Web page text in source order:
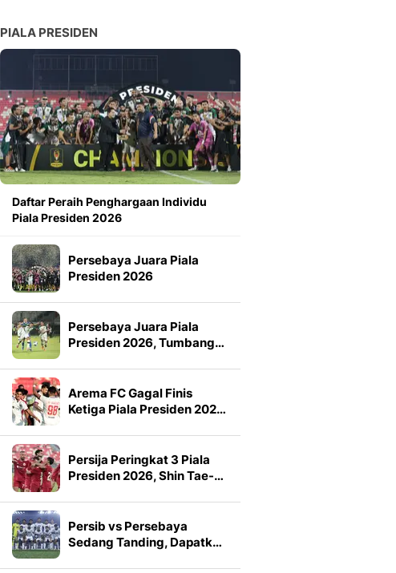
PIALA PRESIDEN
Daftar Peraih Penghargaan Individu
Piala Presiden 2026
Persebaya Juara Piala
Presiden 2026
Persebaya Juara Piala
Presiden 2026, Tumbang…
Arema FC Gagal Finis
Ketiga Piala Presiden 202…
Persija Peringkat 3 Piala
Presiden 2026, Shin Tae-…
Persib vs Persebaya
Sedang Tanding, Dapatk…